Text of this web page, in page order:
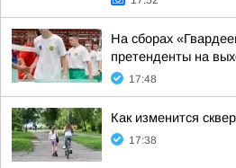
На сборах
претенденты на
17:48
Как изменится
17:38